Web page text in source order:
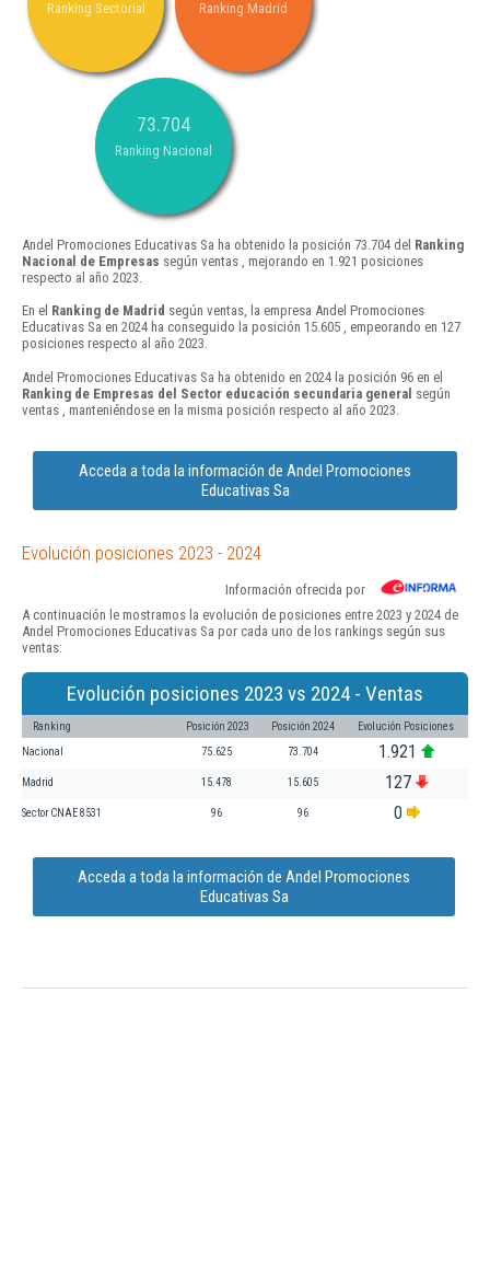
Ranking Sectorial Ranking Madrid
73.704
Ranking Nacional
Andel Promociones Educativas Sa ha obtenido la posición 73.704 del Ranking
Nacional de Empresas según ventas , mejorando en 1.921 posiciones
respecto al año 2023.
En el Ranking de Madrid según ventas, la empresa Andel Promociones
Educativas Sa en 2024 ha conseguido la posición 15.605 , empeorando en 127
posiciones respecto al año 2023.
Andel Promociones Educativas Sa ha obtenido en 2024 la posición 96 en el
Ranking de Empresas del Sector educación secundaria general según
ventas , manteniéndose en la misma posición respecto al año 2023.
Acceda a toda la información de Andel Promociones
Educativas Sa
Evolución posiciones 2023 - 2024
Información ofrecida por
A continuación le mostramos la evolución de posiciones entre 2023 y 2024 de
Andel Promociones Educativas Sa por cada uno de los rankings según sus
ventas:
Evolución posiciones 2023 vs 2024 - Ventas
Ranking Posición 2023 Posición 2024 Evolución Posiciones
Nacional 75.625 73.704 1.921
Madrid 15.478 15.605 127
Sector CNAE 8531 96 96 0
Acceda a toda la información de Andel Promociones
Educativas Sa